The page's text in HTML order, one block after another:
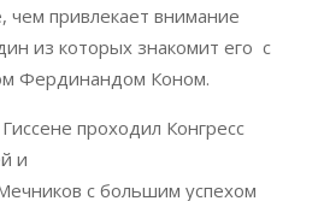
чем привлекает внимание
из которых знакомит его с
Фердинандом Коном.
проходил Конгресс
и
с большим успехом